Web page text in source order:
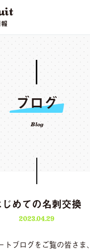
ブログ
Blog
めての名刺交換
2023.04.29
トブログをご覧の皆さま、